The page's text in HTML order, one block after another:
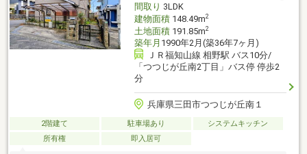
間取り 3LDK
建物面積148.49m2
土地面積191.85m2
築年月 1990年2月(築36年7ヶ月)
ＪＲ福知山線 相野駅 バス10分/
「つつじが丘南2丁目」バス停 停歩2
分
兵庫県三田市つつじが丘南１
2階建て 駐車場あり
システムキッチン
所有権
即入居可